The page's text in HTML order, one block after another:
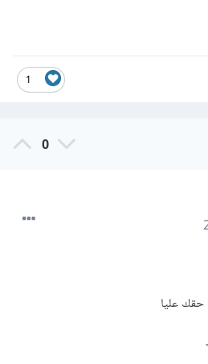
1
0